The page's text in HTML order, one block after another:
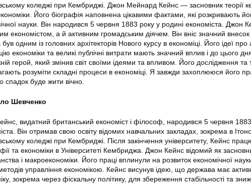
коледжі при Кембриджі. Джон Мейнард Кейнс — засновник теорії
Його біографія наповнена цікавими фактами, які розкривають
науки. Він народився 5 червня 1883 року у родині економіста. Джон
економістом, а й активним громадським діячем. Він вніс значний внесок
був одним із головних архітекторів Нового курсу в економіці. Його ідеї
економіки та великі публічні витрати мають значний вплив і до цього
герой, який змінив світ своїми ідеями та впливом. Його дослідження та
розуміти складні процеси в економіці. Я завжди захоплююся його
спадок буде жити вічно.
Шевченко
видатний британський економіст і філософ, народився 5 червня
Він отримав свою освіту відомих навчальних закладах, зокрема в
коледжі при Кембриджі. Після закінчення університету, Кейнс
та економіки в Університеті Кембриджа. Джон Кейнс відомий як
і макроекономіки. Його праці вплинули на розвиток економічної
управління економікою. Кейнс висунув ідею, що держава має
зокрема через фіскальну політику, для збереження стабільності та